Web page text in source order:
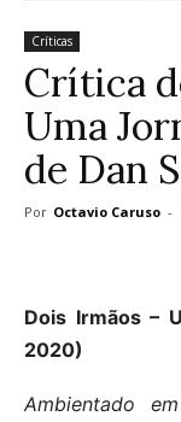
Críticas
Crítica
Uma
de Dan
Por Octavio Caruso -
Dois Irmãos –
2020)
Ambientado